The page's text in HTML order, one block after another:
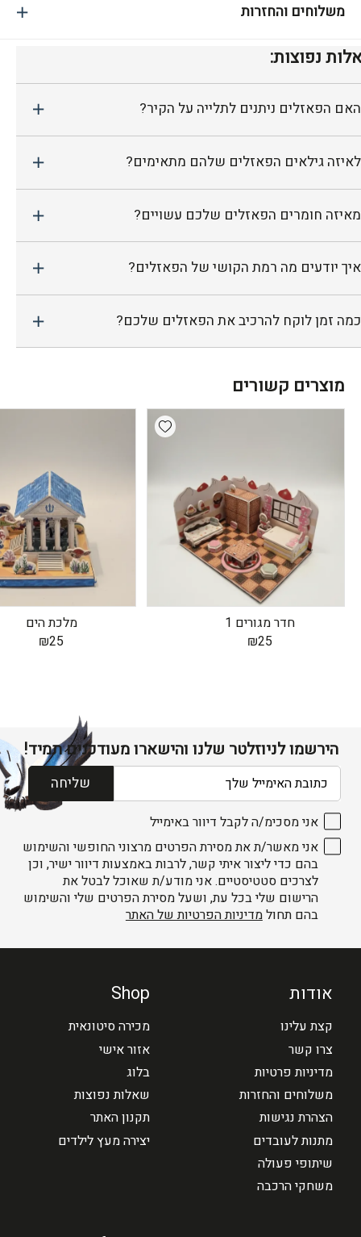
משלוחים והחזרות
נפוצות:
האם הפאזלים ניתנים לתלייה על הקיר?
לאיזה גילאים הפאזלים שלהם מתאימים?
מאיזה חומרים הפאזלים שלכם עשויים?
איך יודעים מה רמת הקושי של הפאזלים?
כמה זמן לוקח להרכיב את הפאזלים שלכם?
מוצרים קשורים
Add wishlist
חדר מגורים 1
₪25
מלכת הים
₪25
הירשמו לניוזלטר שלנו והישארו מעודכנים תמיד!
דוא׳׳ל
שליחה
אני מסכימ/ה לקבל דיוור באימייל
אני מאשר/ת את מסירת הפרטים מרצוני החופשי והשימוש
בהם כדי ליצור איתי קשר, לרבות באמצעות דיוור ישיר, וכן
לצרכים סטטיסטיים. אני מודע/ת שאוכל לבטל את
הרישום שלי בכל עת, ושעל מסירת הפרטים שלי והשימוש
בהם תחולמדיניות הפרטיות של האתר
אודות
קצת עלינו
צרו קשר
מדיניות פרטיות
משלוחים והחזרות
הצהרת נגישות
מתנות לעובדים
שיתופי פעולה
משחקי הרכבה
Shop
מכירה סיטונאית
אזור אישי
בלוג
שאלות נפוצות
תקנון האתר
יצירה מעץ לילדים